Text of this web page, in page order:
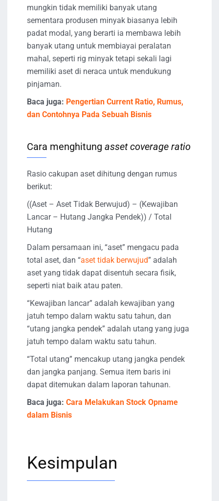
mungkin tidak memiliki banyak utang
sementara produsen minyak biasanya lebih
padat modal, yang berarti ia membawa lebih
banyak utang untuk membiayai peralatan
mahal, seperti rig minyak tetapi sekali lagi
memiliki aset di neraca untuk mendukung
pinjaman.
Baca juga: Pengertian Current Ratio, Rumus,
dan Contohnya Pada Sebuah Bisnis
Cara menghitung asset coverage ratio
Rasio cakupan aset dihitung dengan rumus
berikut:
((Aset – Aset Tidak Berwujud) – (Kewajiban
Lancar – Hutang Jangka Pendek)) / Total
Hutang
Dalam persamaan ini, “aset” mengacu pada
total aset, dan “aset tidak berwujud” adalah
aset yang tidak dapat disentuh secara fisik,
seperti niat baik atau paten.
“Kewajiban lancar” adalah kewajiban yang
jatuh tempo dalam waktu satu tahun, dan
“utang jangka pendek” adalah utang yang juga
jatuh tempo dalam waktu satu tahun.
“Total utang” mencakup utang jangka pendek
dan jangka panjang. Semua item baris ini
dapat ditemukan dalam laporan tahunan.
Baca juga: Cara Melakukan Stock Opname
dalam Bisnis
Kesimpulan